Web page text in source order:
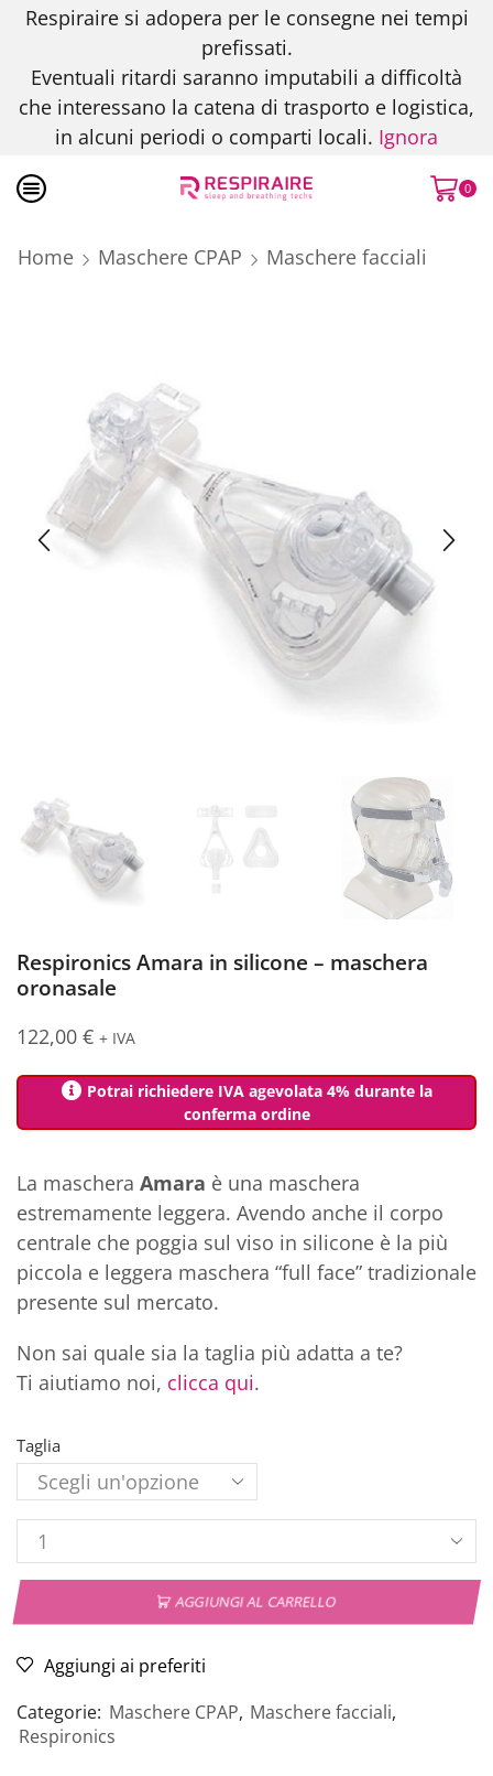
Respiraire si adopera per le consegne nei tempi
prefissati.
Eventuali ritardi saranno imputabili a difficoltà
che interessano la catena di trasporto e logistica,
in alcuni periodi o comparti locali. Ignora
0
Home Maschere CPAP Maschere facciali
Respironics Amara in silicone – maschera
oronasale
122,00 € + IVA
Potrai richiedere IVA agevolata 4% durante la
conferma ordine
La maschera Amara è una maschera
estremamente leggera. Avendo anche il corpo
centrale che poggia sul viso in silicone è la più
piccola e leggera maschera “full face” tradizionale
presente sul mercato.
Non sai quale sia la taglia più adatta a te?
Ti aiutiamo noi, clicca qui.
Taglia
AGGIUNGI AL CARRELLO
Aggiungi ai preferiti
Categorie: Maschere CPAP, Maschere facciali,
Respironics